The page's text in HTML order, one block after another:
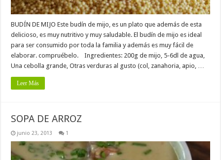
BUDÍN DE MIJO Este budín de mijo, es un plato que además de esta
delicioso, es muy nutritivo y muy saludable. El budín de mijo es ideal
para ser consumido por toda la familia y además es muy fácil de
elaborar. compruébelo. Ingredientes: 200g de mijo, 5-6dl de agua,
Una cebolla grande, Otras verduras al gusto (col, zanahoria, apio, …
Leer Más
SOPA DE ARROZ
junio 23, 2013 1